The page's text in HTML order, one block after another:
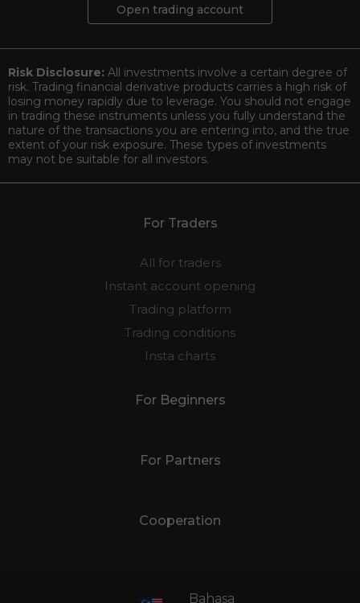
Open trading account
Risk Disclosure: All investments involve a certain degree of
risk. Trading financial derivative products carries a high risk of
losing money rapidly due to leverage. You should not engage
in trading these instruments unless you fully understand the
nature of the transactions you are entering into, and the true
extent of your risk exposure. These types of investments
may not be suitable for all investors.
For Traders
All for traders
Instant account opening
Trading platform
Trading conditions
Insta charts
For Beginners
For Partners
Cooperation
Bahasa